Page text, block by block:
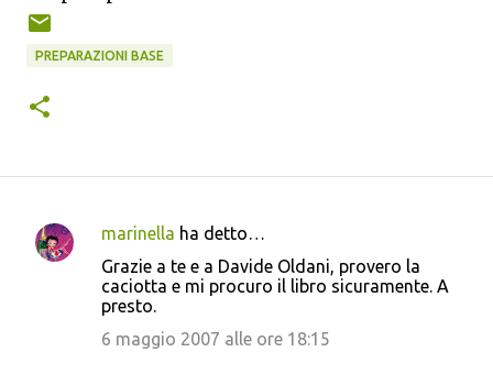
PREPARAZIONI BASE
C
marinella ha detto…
Grazie a te e a Davide Oldani, provero la
caciotta e mi procuro il libro sicuramente. A
presto.
6 maggio 2007 alle ore 18:15